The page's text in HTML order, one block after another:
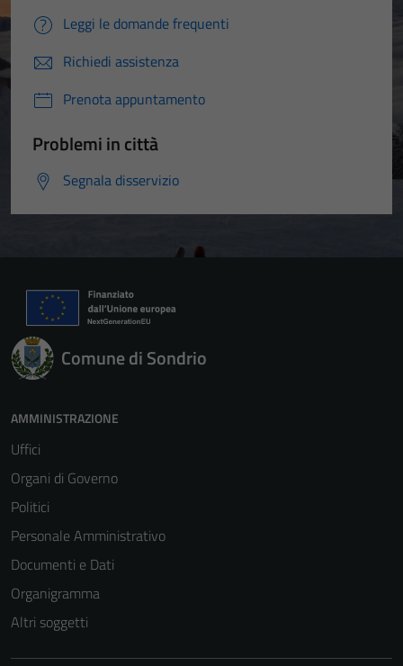
Leggi le domande frequenti
Richiedi assistenza
Prenota appuntamento
Problemi in città
Segnala disservizio
Comune di Sondrio
AMMINISTRAZIONE
Uffici
Organi di Governo
Politici
Personale Amministrativo
Documenti e Dati
Organigramma
Altri soggetti